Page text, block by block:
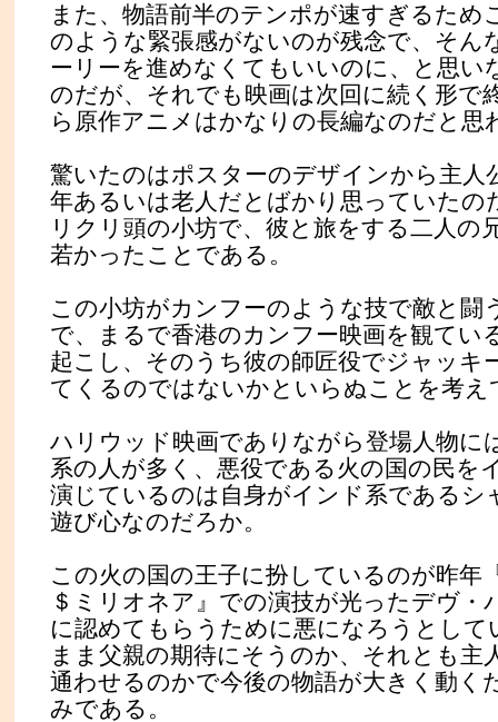
また、物語前半のテンポが速すぎるため
のような緊張感がないのが残念で、そん
ーリーを進めなくてもいいのに、と思い
のだが、それでも映画は次回に続く形で
ら原作アニメはかなりの長編なのだと思
驚いたのはポスターのデザインから主人
年あるいは老人だとばかり思っていたの
リクリ頭の小坊で、彼と旅をする二人の
若かったことである。
この小坊がカンフーのような技で敵と闘
で、まるで香港のカンフー映画を観てい
起こし、そのうち彼の師匠役でジャッキ
てくるのではないかといらぬことを考え
ハリウッド映画でありながら登場人物に
系の人が多く、悪役である火の国の民を
演じているのは自身がインド系であるシ
遊び心なのだろか。
この火の国の王子に扮しているのが昨年
＄ミリオネア』での演技が光ったデヴ・
に認めてもらうために悪になろうとして
まま父親の期待にそうのか、それとも主
通わせるのかで今後の物語が大きく動く
みである。